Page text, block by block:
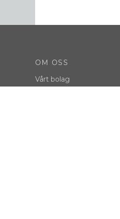
OM OSS
Vårt bolag